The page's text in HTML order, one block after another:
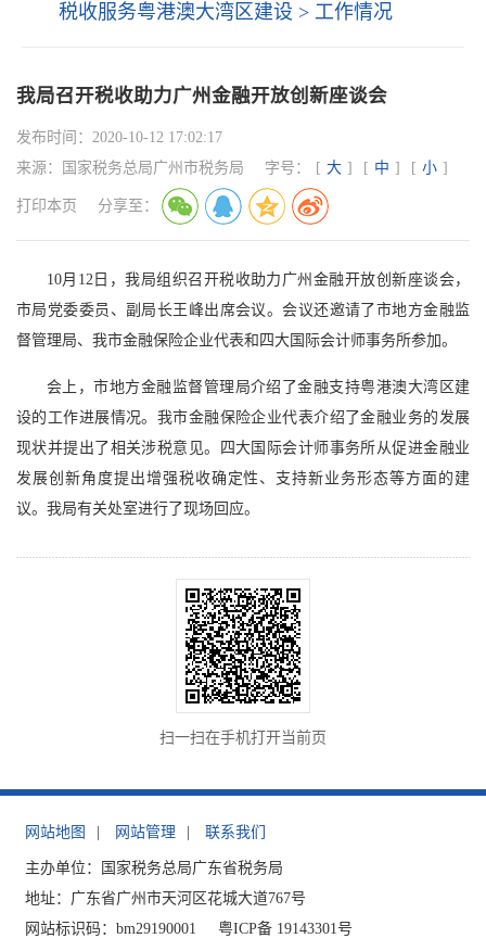
税收服务粤港澳大湾区建设 > 工作情况
我局召开税收助力广州金融开放创新座谈会
发布时间： 2020-10-12 17:02:17
来源：
国家税务总局广州市税务局 字号： [ 大 ] [ 中 ] [ 小 ]
打印本页 分享至：
10月12日，我局组织召开税收助力广州金融开放创新座谈会，
市局党委委员、副局长王峰出席会议。会议还邀请了市地方金融监
督管理局、我市金融保险企业代表和四大国际会计师事务所参加。
会上，市地方金融监督管理局介绍了金融支持粤港澳大湾区建
设的工作进展情况。我市金融保险企业代表介绍了金融业务的发展
现状并提出了相关涉税意见。四大国际会计师事务所从促进金融业
发展创新角度提出增强税收确定性、支持新业务形态等方面的建
议。我局有关处室进行了现场回应。
扫一扫在手机打开当前页
网站地图 网站管理 联系我们
主办单位：国家税务总局广东省税务局
地址：广东省广州市天河区花城大道767号
网站标识码：bm29190001
粤ICP备 19143301号